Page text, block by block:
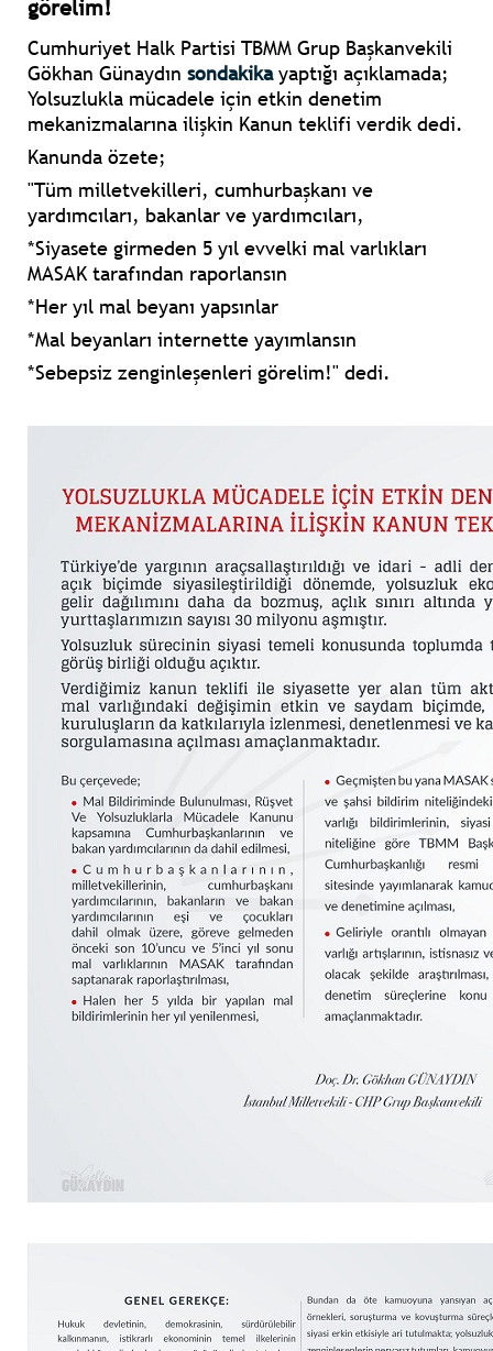
görelim!
Cumhuriyet Halk Partisi TBMM Grup Başkanvekili
Gökhan Günaydın sondakikayaptığı açıklamada;
Yolsuzlukla mücadele için etkin denetim
mekanizmalarına ilişkin Kanun teklifi verdik dedi.
Kanunda özete;
"Tüm milletvekilleri, cumhurbaşkanı ve
yardımcıları, bakanlar ve yardımcıları,
*Siyasete girmeden 5 yıl evvelki mal varlıkları
MASAK tarafından raporlansın
*Her yıl mal beyanı yapsınlar
*Mal beyanları internette yayımlansın
*Sebepsiz zenginleşenleri görelim!" dedi.